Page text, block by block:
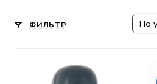
ФИЛЬТР